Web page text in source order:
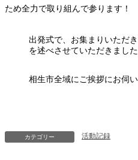
ため全力で取り組んで参ります！
出発式で、お集まりいただ
を述べさせていただきました
相生市全域にご挨拶にお伺
カテゴリー 活動記録